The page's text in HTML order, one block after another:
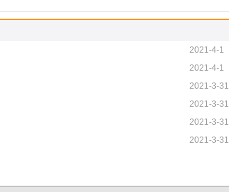
2021-4-1
2021-4-1
2021-3-31
2021-3-31
2021-3-31
2021-3-31